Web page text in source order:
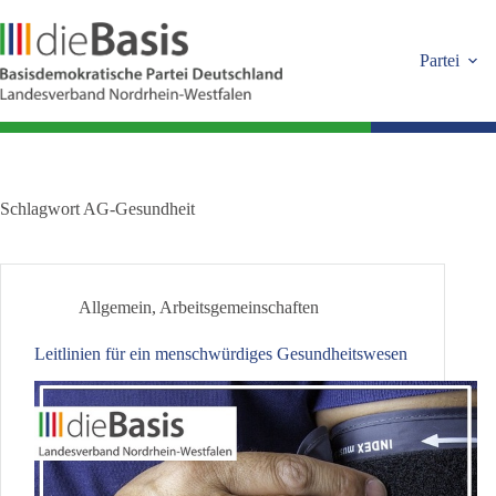
Inhalt
springen
Partei
Schlagwort AG-Gesundheit
Allgemein, Arbeitsgemeinschaften
Leitlinien für ein menschwürdiges Gesundheitswesen